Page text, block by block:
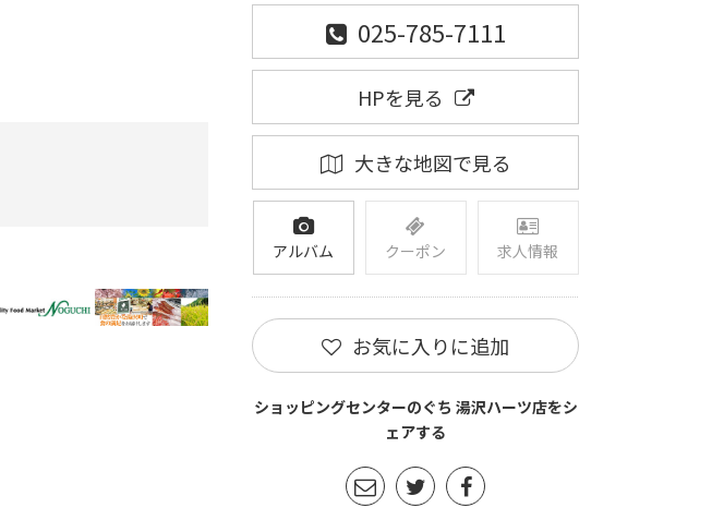
025-785-7111
HPを見る
大きな地図で見る
アルバム クーポン 求人情報
お気に入りに追加
ショッピングセンターのぐち 湯沢ハーツ店をシ
ェアする